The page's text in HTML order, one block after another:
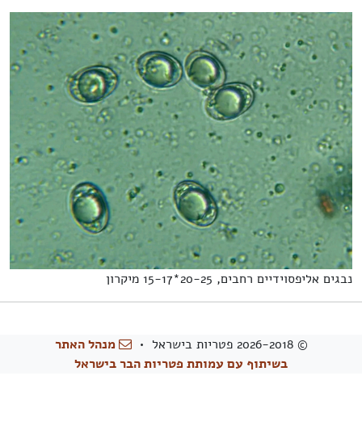
נבגים אליפסוידיים רחבים, 20-25*15-17 מיקרון
© 2026-2018 פטריות בישראל •
מנהל האתר
בשיתוף עם עמותת פטריות הבר בישראל